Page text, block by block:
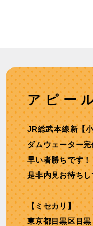
アピー
JR総武本線新【
ダムウェーター
早い者勝ちです！
是非内見お待ち
【ミセカリ】
東京都目黒区目